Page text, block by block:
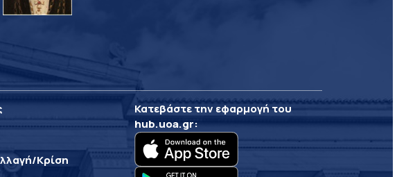
Κρίση
Κατεβάστε την εφαρμογή του
hub.uoa.gr: